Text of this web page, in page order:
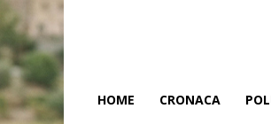
HOME CRONACA